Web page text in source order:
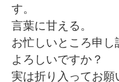
す。
言葉に甘える。
お忙しいところ申し
よろしいですか？
実は折り入ってお